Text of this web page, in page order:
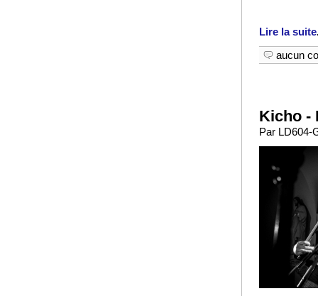
Lire la suite
aucun
Kicho -
Par LD604-